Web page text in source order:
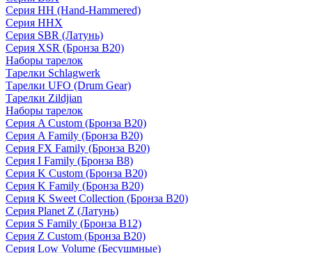
Серия HH (Hand-Hammered)
Серия HHX
Серия SBR (Латунь)
Серия XSR (Бронза B20)
Наборы тарелок
Тарелки Schlagwerk
Тарелки UFO (Drum Gear)
Тарелки Zildjian
Наборы тарелок
Серия A Custom (Бронза B20)
Серия A Family (Бронза B20)
Серия FX Family (Бронза B20)
Серия I Family (Бронза B8)
Серия K Custom (Бронза B20)
Серия K Family (Бронза B20)
Серия K Sweet Collection (Бронза B20)
Серия Planet Z (Латунь)
Серия S Family (Бронза B12)
Серия Z Custom (Бронза B20)
Серия Low Volume (Бесушмные)